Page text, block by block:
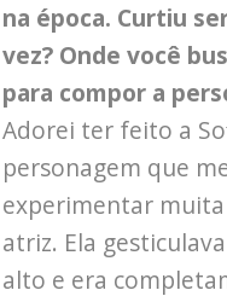
na época. Curtiu
vez? Onde você
para compor a
Adorei ter feito a
personagem que
experimentar
atriz. Ela
alto e era